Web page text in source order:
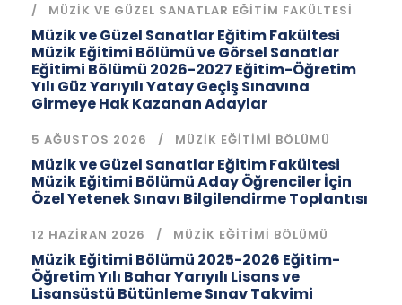
MÜZIK VE GÜZEL SANATLAR EĞITIM FAKÜLTESI
Müzik ve Güzel Sanatlar Eğitim Fakültesi
Müzik Eğitimi Bölümü ve Görsel Sanatlar
Eğitimi Bölümü 2026-2027 Eğitim-Öğretim
Yılı Güz Yarıyılı Yatay Geçiş Sınavına
Girmeye Hak Kazanan Adaylar
5 AĞUSTOS 2026 MÜZIK EĞITIMI BÖLÜMÜ
Müzik ve Güzel Sanatlar Eğitim Fakültesi
Müzik Eğitimi Bölümü Aday Öğrenciler İçin
Özel Yetenek Sınavı Bilgilendirme Toplantısı
12 HAZIRAN 2026 MÜZIK EĞITIMI BÖLÜMÜ
Müzik Eğitimi Bölümü 2025-2026 Eğitim-
Öğretim Yılı Bahar Yarıyılı Lisans ve
Lisansüstü Bütünleme Sınav Takvimi